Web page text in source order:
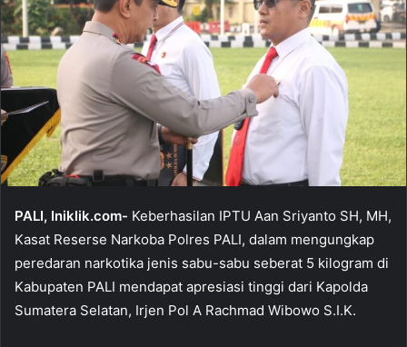
PALI, Iniklik.com- Keberhasilan IPTU Aan Sriyanto SH, MH,
Kasat Reserse Narkoba Polres PALI, dalam mengungkap
peredaran narkotika jenis sabu-sabu seberat 5 kilogram di
Kabupaten PALI mendapat apresiasi tinggi dari Kapolda
Sumatera Selatan, Irjen Pol A Rachmad Wibowo S.I.K.